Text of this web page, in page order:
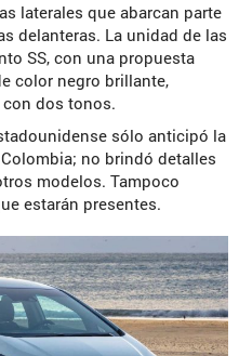
laterales que abarcan parte
delanteras. La unidad de las
SS, con una propuesta
color negro brillante,
dos tonos.
sólo anticipó la
no brindó detalles
modelos. Tampoco
estarán presentes.